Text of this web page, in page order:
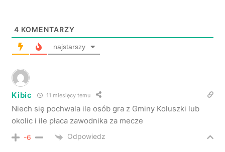
4 KOMENTARZY
najstarszy
Kibic 11 miesięcy temu
Niech się pochwala ile osób gra z Gminy Koluszki lub
okolic i ile płaca zawodnika za mecze
-6 Odpowiedz